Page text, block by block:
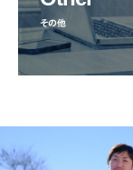
その他